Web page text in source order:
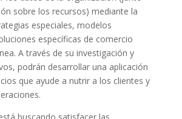
sobre los recursos) mediante la
especiales, modelos
específicas de comercio
A través de su investigación y
podrán desarrollar una aplicación
que ayude a nutrir a los clientes y